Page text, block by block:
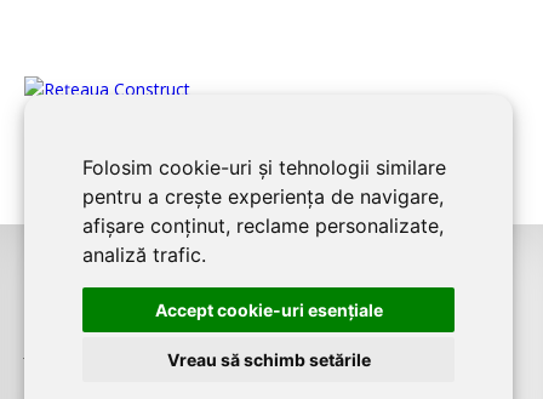
Folosim cookie-uri și tehnologii similare
pentru a crește experiența de navigare,
afișare conținut, reclame personalizate,
analiză trafic.
Accept cookie-uri esenţiale
Vreau să schimb setările
BUCURESTI CONSTRUCTeste un serviciu de promovare online
pentru firme. Proiect digital dezvoltat deLIVE COMMUNICATIONS SRL
J12/4191/2006, RO19492087